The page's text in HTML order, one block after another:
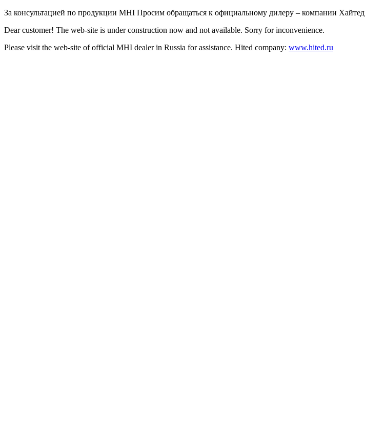
За консультацией по продукции MHI Просим обращаться к официальному дилеру – компании Хайтед
Dear customer! The web-site is under construction now and not available. Sorry for inconvenience.
Please visit the web-site of official MHI dealer in Russia for assistance. Hited company: www.hited.ru